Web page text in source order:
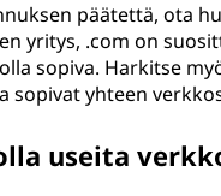
päätettä, ota
yritys, .com on
sopiva. Harkitse
sopivat yhteen
useita